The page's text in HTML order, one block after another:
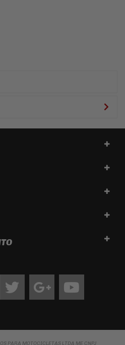
twitter googleYoutube
PARA MOTOCICLETAS LTDA ME CNPJ